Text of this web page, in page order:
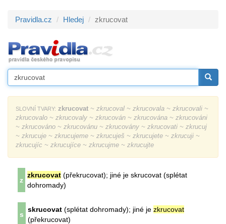
Pravidla.cz Hledej zkrucovat
SLOVNÍ TVARY: zkrucovat ~ zkrucoval ~ zkrucovala ~ zkrucovali ~
zkrucovalo ~ zkrucovaly ~ zkrucován ~ zkrucována ~ zkrucováni
~ zkrucováno ~ zkrucovánu ~ zkrucovány ~ zkrucovati ~ zkrucuj
~ zkrucuje ~ zkrucujeme ~ zkrucuješ ~ zkrucujete ~ zkrucuji ~
zkrucujíc ~ zkrucujíce ~ zkrucujme ~ zkrucujte
z
zkrucovat (překrucovat); jiné je skrucovat (splétat
dohromady)
s
skrucovat (splétat dohromady); jiné je zkrucovat
(překrucovat)